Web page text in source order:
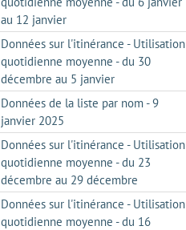
au 12 janvier
Données sur l'itinérance - Utilisation
quotidienne moyenne - du 30
décembre au 5 janvier
Données de la liste par nom - 9
janvier 2025
Données sur l'itinérance - Utilisation
quotidienne moyenne - du 23
décembre au 29 décembre
Données sur l'itinérance - Utilisation
quotidienne moyenne - du 16